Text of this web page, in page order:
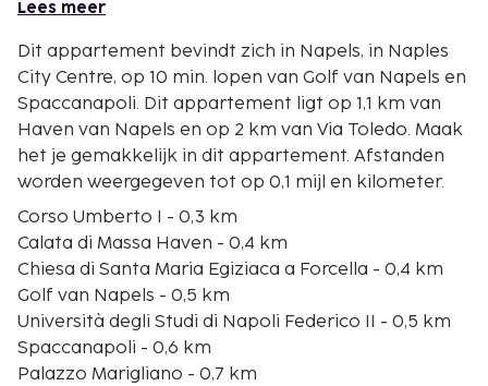
Lees meer
Dit appartement bevindt zich in Napels, in Naples
City Centre, op 10 min. lopen van Golf van Napels en
Spaccanapoli. Dit appartement ligt op 1,1 km van
Haven van Napels en op 2 km van Via Toledo. Maak
het je gemakkelijk in dit appartement. Afstanden
worden weergegeven tot op 0,1 mijl en kilometer.
Corso Umberto I - 0,3 km
Calata di Massa Haven - 0,4 km
Chiesa di Santa Maria Egiziaca a Forcella - 0,4 km
Golf van Napels - 0,5 km
Università degli Studi di Napoli Federico II - 0,5 km
Spaccanapoli - 0,6 km
Palazzo Marigliano - 0,7 km